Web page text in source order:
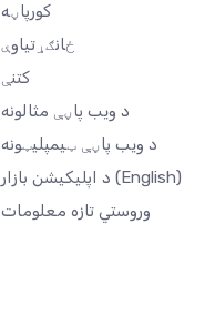
کورپاڼه
ځانګړتیاوې
کتنې
د ویب پاڼې مثالونه
د ویب پاڼې ټیمپلیټونه
(English)
وروستي تازه معلومات